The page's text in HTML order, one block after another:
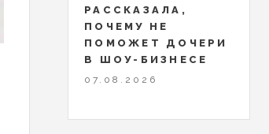
РАССКАЗАЛА,
ПОЧЕМУ НЕ
ПОМОЖЕТ ДОЧЕРИ
В ШОУ-БИЗНЕСЕ
07.08.2026